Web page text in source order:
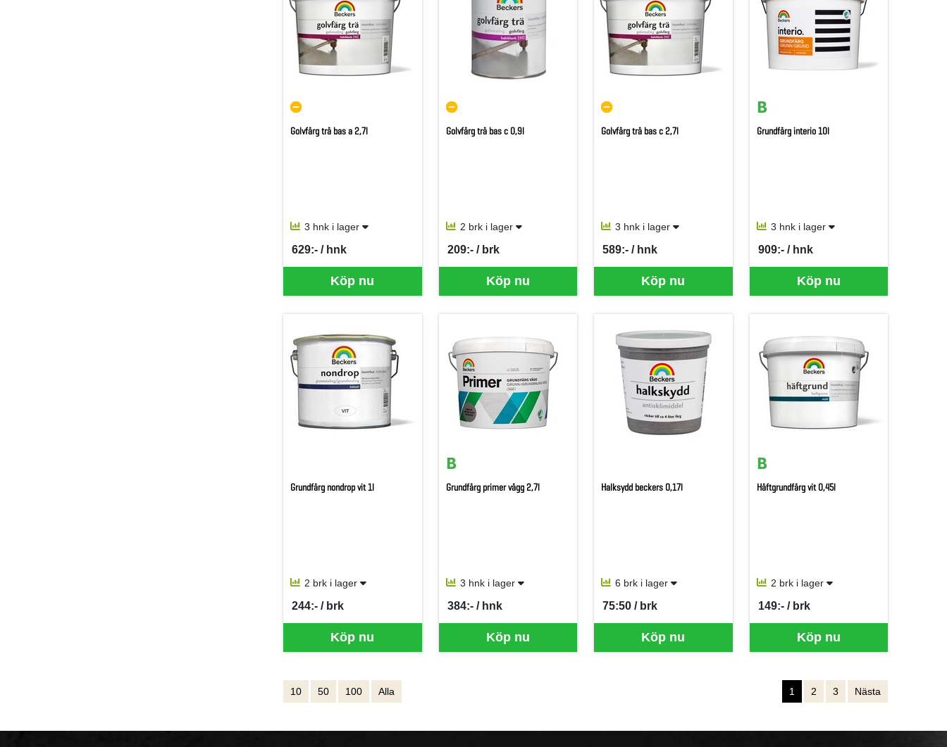
Golvfärg trä bas a 2,7l
3 hnk i lager
Köp nu
629:- / hnk
SEK per HNK
Golvfärg trä bas c 0,9l
2 brk i lager
Köp nu
209:- / brk
SEK per BRK
Golvfärg trä bas c 2,7l
3 hnk i lager
Köp nu
589:- / hnk
SEK per HNK
Grundfärg interio 10l
3 hnk i lager
Köp nu
909:- / hnk
SEK per HNK
Grundfärg nondrop vit 1l
2 brk i lager
Köp nu
244:- / brk
SEK per BRK
Grundfärg primer vägg 2,7l
3 hnk i lager
Köp nu
384:- / hnk
SEK per HNK
Halksydd beckers 0,17l
6 brk i lager
Köp nu
75:50 / brk
SEK per BRK
Häftgrundfärg vit 0,45l
2 brk i lager
Köp nu
149:- / brk
SEK per BRK
10 50 100 Alla 1 2 3 Nästa